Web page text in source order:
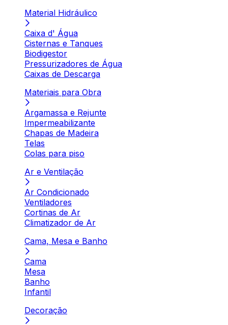
Material Hidráulico
Caixa d' Água
Cisternas e Tanques
Biodigestor
Pressurizadores de Água
Caixas de Descarga
Materiais para Obra
Argamassa e Rejunte
Impermeabilizante
Chapas de Madeira
Telas
Colas para piso
Ar e Ventilação
Ar Condicionado
Ventiladores
Cortinas de Ar
Climatizador de Ar
Cama, Mesa e Banho
Cama
Mesa
Banho
Infantil
Decoração